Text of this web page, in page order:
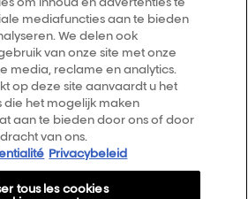
Retour haut de page
mediafuncties aan te bieden
We delen ook
van onze site met onze
media, reclame en analytics.
op deze site aanvaardt u het
die het mogelijk maken
aan te bieden door ons of door
van ons.
Privacybeleid
tous les cookies